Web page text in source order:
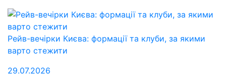
Рейв-вечірки Києва: формації та клуби, за якими
варто стежити
29.07.2026